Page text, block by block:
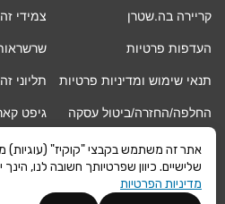
קריירה בה.שטרן
העדפות פרטיות
תנאי שימוש ומדיניות פרטיות
החלפה/החזרה/ביטול עסקה
אחריות
צמידי
תליוני
גיפט
מגזין
Vogue
אתר זה משתמש בקבצי "קוקיז" (עוגיות)
שלישיים. כיוון שפרטיותך חשובה לנו,
מדיניות הפרטיות